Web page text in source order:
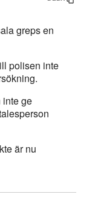
greps en
polisen inte
inte ge
är nu